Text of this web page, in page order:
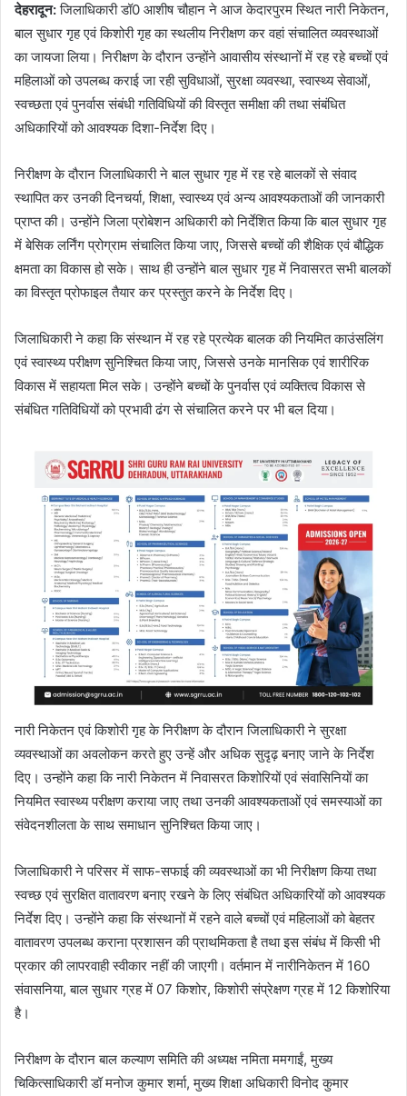
देहरादून:जिलाधिकारी डॉ0 आशीष चौहान ने आज केदारपुरम स्थित नारी निकेतन,
बाल सुधार गृह एवं किशोरी गृह का स्थलीय निरीक्षण कर वहां संचालित व्यवस्थाओं
का जायजा लिया। निरीक्षण के दौरान उन्होंने आवासीय संस्थानों में रह रहे बच्चों एवं
महिलाओं को उपलब्ध कराई जा रही सुविधाओं, सुरक्षा व्यवस्था, स्वास्थ्य सेवाओं,
स्वच्छता एवं पुनर्वास संबंधी गतिविधियों की विस्तृत समीक्षा की तथा संबंधित
अधिकारियों को आवश्यक दिशा-निर्देश दिए।
निरीक्षण के दौरान जिलाधिकारी ने बाल सुधार गृह में रह रहे बालकों से संवाद
स्थापित कर उनकी दिनचर्या, शिक्षा, स्वास्थ्य एवं अन्य आवश्यकताओं की जानकारी
प्राप्त की। उन्होंने जिला प्रोबेशन अधिकारी को निर्देशित किया कि बाल सुधार गृह
में बेसिक लर्निंग प्रोग्राम संचालित किया जाए, जिससे बच्चों की शैक्षिक एवं बौद्धिक
क्षमता का विकास हो सके। साथ ही उन्होंने बाल सुधार गृह में निवासरत सभी बालकों
का विस्तृत प्रोफाइल तैयार कर प्रस्तुत करने के निर्देश दिए।
जिलाधिकारी ने कहा कि संस्थान में रह रहे प्रत्येक बालक की नियमित काउंसलिंग
एवं स्वास्थ्य परीक्षण सुनिश्चित किया जाए, जिससे उनके मानसिक एवं शारीरिक
विकास में सहायता मिल सके। उन्होंने बच्चों के पुनर्वास एवं व्यक्तित्व विकास से
संबंधित गतिविधियों को प्रभावी ढंग से संचालित करने पर भी बल दिया।
नारी निकेतन एवं किशोरी गृह के निरीक्षण के दौरान जिलाधिकारी ने सुरक्षा
व्यवस्थाओं का अवलोकन करते हुए उन्हें और अधिक सुदृढ़ बनाए जाने के निर्देश
दिए। उन्होंने कहा कि नारी निकेतन में निवासरत किशोरियों एवं संवासिनियों का
नियमित स्वास्थ्य परीक्षण कराया जाए तथा उनकी आवश्यकताओं एवं समस्याओं का
संवेदनशीलता के साथ समाधान सुनिश्चित किया जाए।
जिलाधिकारी ने परिसर में साफ-सफाई की व्यवस्थाओं का भी निरीक्षण किया तथा
स्वच्छ एवं सुरक्षित वातावरण बनाए रखने के लिए संबंधित अधिकारियों को आवश्यक
निर्देश दिए। उन्होंने कहा कि संस्थानों में रहने वाले बच्चों एवं महिलाओं को बेहतर
वातावरण उपलब्ध कराना प्रशासन की प्राथमिकता है तथा इस संबंध में किसी भी
प्रकार की लापरवाही स्वीकार नहीं की जाएगी। वर्तमान में नारीनिकेतन में 160
संवासनिया, बाल सुधार ग्रह में 07 किशोर, किशोरी संप्रेक्षण ग्रह में 12 किशोरिया
है।
निरीक्षण के दौरान बाल कल्याण समिति की अध्यक्ष नमिता ममगाईं, मुख्य
चिकित्साधिकारी डॉ मनोज कुमार शर्मा, मुख्य शिक्षा अधिकारी विनोद कुमार